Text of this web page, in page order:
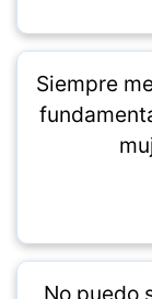
Siempre